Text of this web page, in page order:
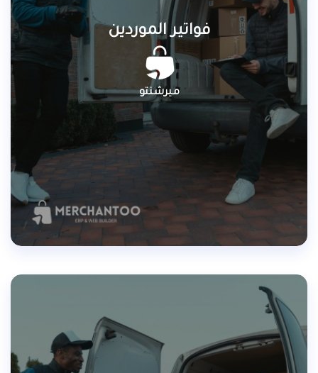
فواتير الموردين
ميرشنتو